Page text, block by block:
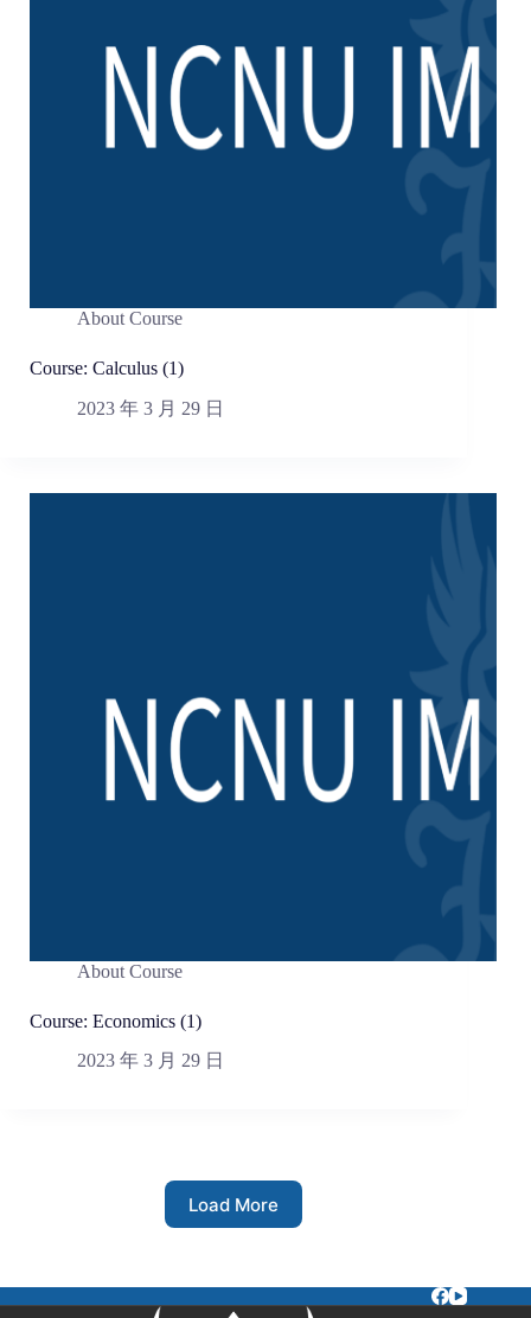
About Course
Course: Calculus (1)
2023 年 3 月 29 日
About Course
Course: Economics (1)
2023 年 3 月 29 日
Load More